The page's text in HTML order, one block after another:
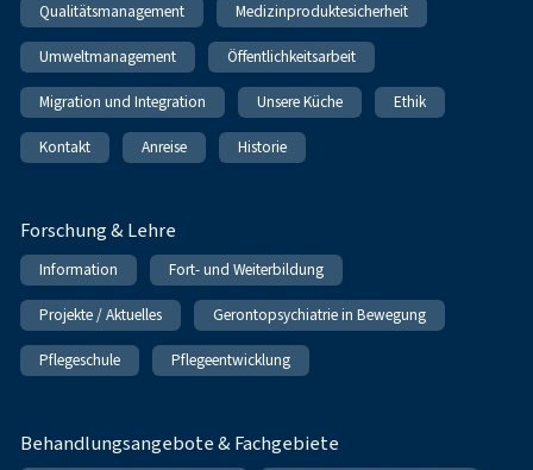
Qualitätsmanagement Medizinproduktesicherheit
Umweltmanagement Öffentlichkeitsarbeit
Migration und Integration Unsere Küche Ethik
Kontakt Anreise Historie
Forschung & Lehre
Information Fort- und Weiterbildung
Projekte / Aktuelles Gerontopsychiatrie in Bewegung
Pflegeschule Pflegeentwicklung
Behandlungsangebote & Fachgebiete